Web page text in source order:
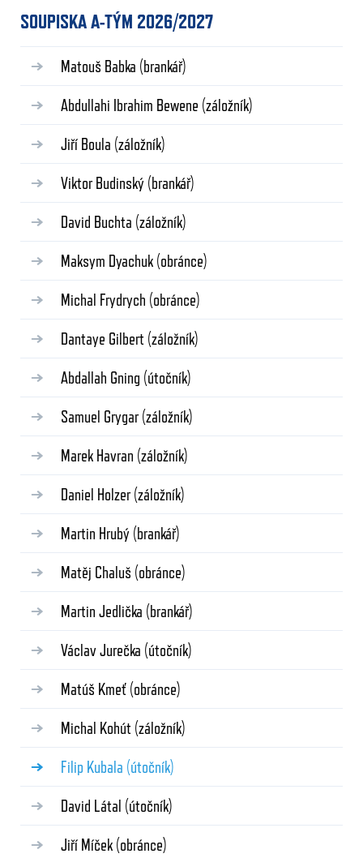
SOUPISKA A-TÝM 2026/2027
Matouš Babka (brankář)
Abdullahi Ibrahim Bewene (záložník)
Jiří Boula (záložník)
Viktor Budinský (brankář)
David Buchta (záložník)
Maksym Dyachuk (obránce)
Michal Frydrych (obránce)
Dantaye Gilbert (záložník)
Abdallah Gning (útočník)
Samuel Grygar (záložník)
Marek Havran (záložník)
Daniel Holzer (záložník)
Martin Hrubý (brankář)
Matěj Chaluš (obránce)
Martin Jedlička (brankář)
Václav Jurečka (útočník)
Matúš Kmeť (obránce)
Michal Kohút (záložník)
Filip Kubala (útočník)
David Látal (útočník)
Jiří Míček (obránce)